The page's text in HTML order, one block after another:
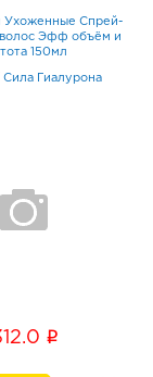
Ухоженные Спрей-
волос Эфф объём и
150мл
Сила Гиалурона
i